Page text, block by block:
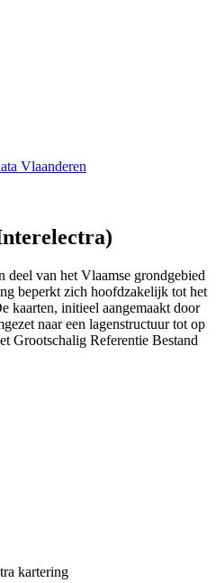
Vlaanderen
deel van het Vlaamse grondgebied
beperkt zich hoofdzakelijk tot het
kaarten, initieel aangemaakt door
naar een lagenstructuur tot op
Grootschalig Referentie Bestand
kartering